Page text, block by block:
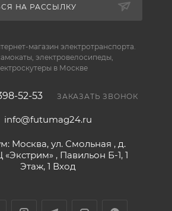
НА РАССЫЛКУ
магазин электротранспорта.
электровелосипеды,
в Москве
52-53 ЗАКАЗАТЬ ЗВОНОК
info@futumag24.ru
Москва, ул. Смольная , д.
«Экстрим» , Павильон Б-1, 1
Этаж, 1 Вход